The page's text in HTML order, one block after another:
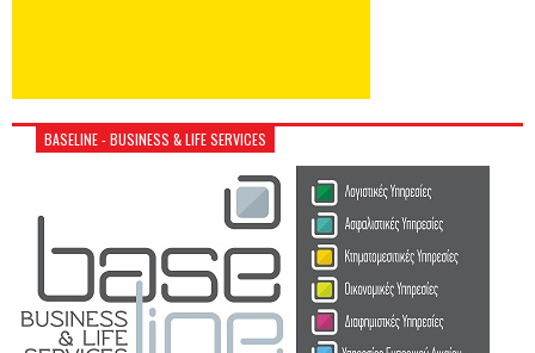
BASELINE - BUSINESS & LIFE SERVICES